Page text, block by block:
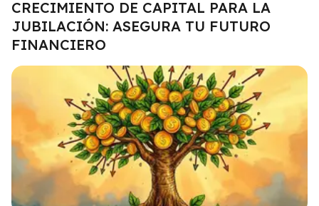
CRECIMIENTO DE CAPITAL PARA LA
JUBILACIÓN: ASEGURA TU FUTURO
FINANCIERO